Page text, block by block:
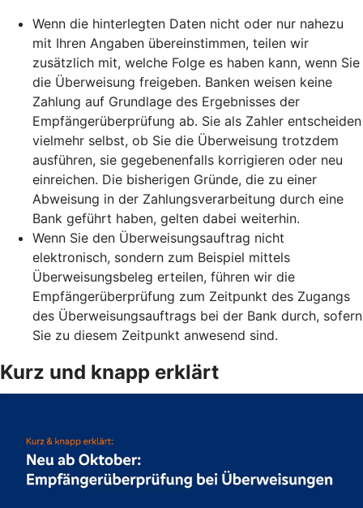
Wenn die hinterlegten Daten nicht oder nur nahezu
mit Ihren Angaben übereinstimmen, teilen wir
zusätzlich mit, welche Folge es haben kann, wenn Sie
die Überweisung freigeben. Banken weisen keine
Zahlung auf Grundlage des Ergebnisses der
Empfängerüberprüfung ab. Sie als Zahler entscheiden
vielmehr selbst, ob Sie die Überweisung trotzdem
ausführen, sie gegebenenfalls korrigieren oder neu
einreichen. Die bisherigen Gründe, die zu einer
Abweisung in der Zahlungsverarbeitung durch eine
Bank geführt haben, gelten dabei weiterhin.
Wenn Sie den Überweisungsauftrag nicht
elektronisch, sondern zum Beispiel mittels
Überweisungsbeleg erteilen, führen wir die
Empfängerüberprüfung zum Zeitpunkt des Zugangs
des Überweisungsauftrags bei der Bank durch, sofern
Sie zu diesem Zeitpunkt anwesend sind.
Kurz und knapp erklärt